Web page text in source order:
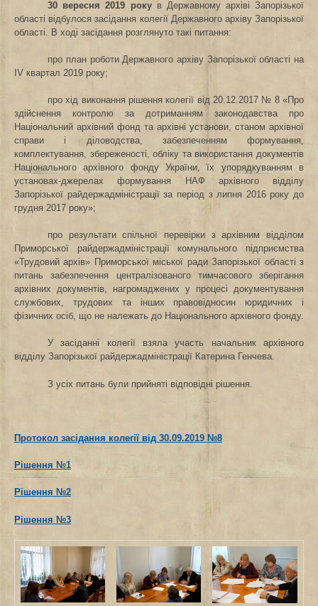
30 вересня 2019 рокув Державному архіві Запорізької
області відбулося засідання колегії Державного архіву Запорізької
області. В ході засідання розглянуто такі питання:
про план роботи Державного архіву Запорізької області на
ІV квартал 2019 року;
про хід виконання рішення колегії від 20.12.2017 № 8 «Про
здійснення контролю за дотриманням законодавства про
Національний архівний фонд та архівні установи, станом архівної
справи і діловодства, забезпеченням формування,
комплектування, збереженості, обліку та використання документів
Національного архівного фонду України, їх упорядкуванням в
установах-джерелах формування НАФ архівного відділу
Запорізької райдержадміністрації за період з липня 2016 року до
грудня 2017 року»;
про результати спільної перевірки з архівним відділом
Приморської райдержадміністрації
комунального підприємства
«Трудовий архів» Приморської міської ради Запорізької області з
питань забезпечення централізованого тимчасового зберігання
архівних документів, нагромаджених у процесі документування
службових, трудових та інших правовідносин юридичних і
фізичних осіб, що не належать до Національного архівного фонду.
У засіданні колегії взяла участь начальник архівного
відділу Запорізької райдержадміністрації Катерина Генчева.
З усіх питань були прийняті відповідні рішення.
Протокол засідання колегії від 30.09.2019 №8
Рішення №1
Рішення №2
Рішення №3